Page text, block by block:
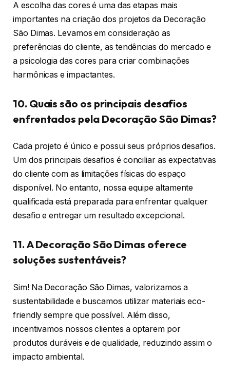
A escolha das cores é uma das etapas mais
importantes na criação dos projetos da Decoração
São Dimas. Levamos em consideração as
preferências do cliente, as tendências do mercado e
a psicologia das cores para criar combinações
harmônicas e impactantes.
10. Quais são os principais desafios
enfrentados pela Decoração São Dimas?
Cada projeto é único e possui seus próprios desafios.
Um dos principais desafios é conciliar as expectativas
do cliente com as limitações físicas do espaço
disponível. No entanto, nossa equipe altamente
qualificada está preparada para enfrentar qualquer
desafio e entregar um resultado excepcional.
11. A Decoração São Dimas oferece
soluções sustentáveis?
Sim! Na Decoração São Dimas, valorizamos a
sustentabilidade e buscamos utilizar materiais eco-
friendly sempre que possível. Além disso,
incentivamos nossos clientes a optarem por
produtos duráveis e de qualidade, reduzindo assim o
impacto ambiental.